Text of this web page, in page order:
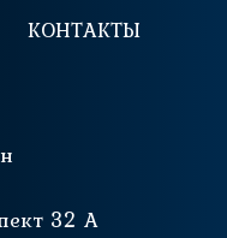
КОНТАКТЫ
32 А